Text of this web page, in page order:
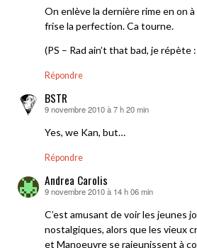
On enlève la dernière rime en on
frise la perfection. Ca tourne.
(PS – Rad ain’t that bad, je répète
Répondre
BSTR
dit :
9 novembre 2010 à 7 h 20 min
Yes, we Kan, but…
Répondre
Andrea Carolis
dit :
9 novembre 2010 à 14 h 06 min
C’est amusant de voir les jeunes
nostalgiques, alors que les vieux
et Manoeuvre se rajeunissent à